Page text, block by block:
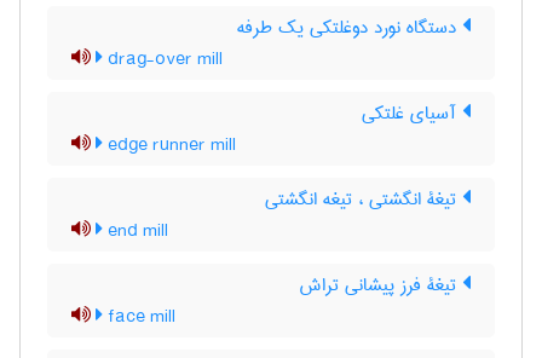
دستگاه نورد دوغلتکی یک طرفه
drag-over mill
آسیای غلتکی
edge runner mill
تیغۀ انگشتی ، تیغه انگشتی
end mill
تیغۀ فرز پیشانی تراش
face mill